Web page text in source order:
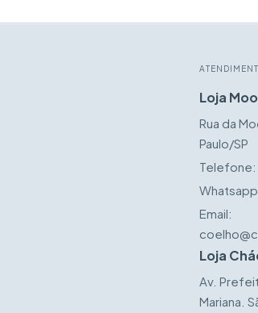
Loja
Rua da
Paulo/SP
Telefone:
Email:
Loja
Av.
Mariana.